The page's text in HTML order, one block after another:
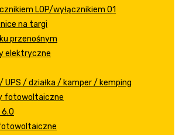
LOP/wyłącznikiem 01
na targi
przenośnym
elektryczne
UPS / działka / kamper / kemping
fotowoltaiczne
6.0
fotowoltaiczne